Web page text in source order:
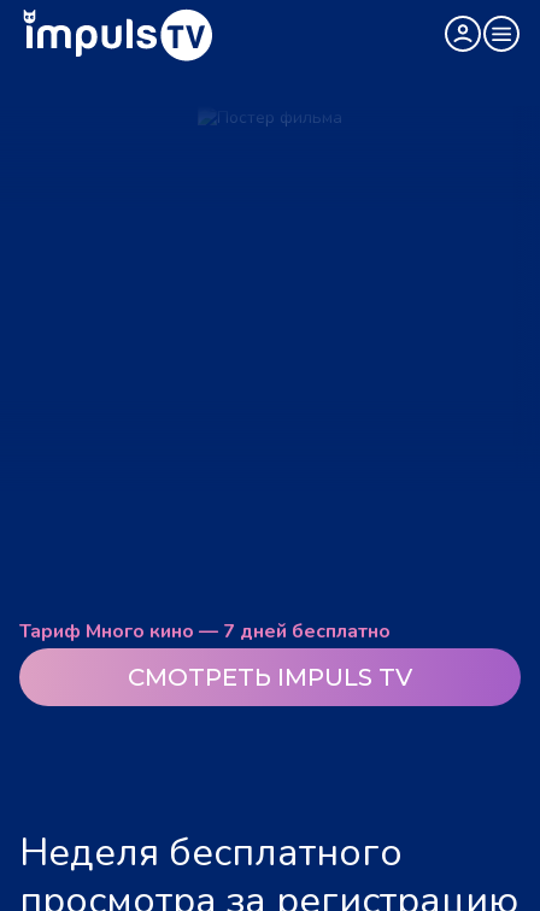
Тариф Много кино — 7 дней бесплатно
СМОТРЕТЬ IMPULS TV
Неделя бесплатного